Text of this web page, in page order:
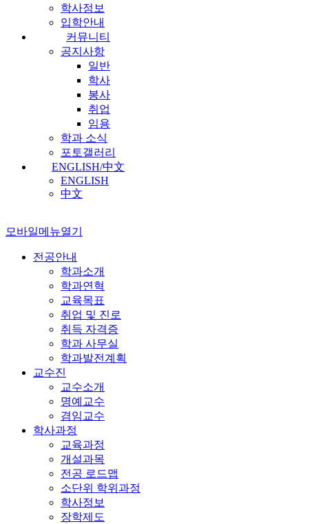
학사정보
입학안내
커뮤니티
공지사항
일반
학사
봉사
취업
임용
학과 소식
포토갤러리
ENGLISH/中文
ENGLISH
中文
모바일메뉴열기
전공안내
학과소개
학과연혁
교육목표
취업 및 진로
취득 자격증
학과 사무실
학과발전계획
교수진
교수소개
명예교수
겸임교수
학사과정
교육과정
개설과목
전공 로드맵
소단위 학위과정
학사정보
장학제도